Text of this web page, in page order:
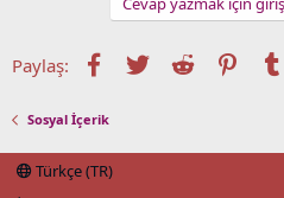
Paylaş: Facebook
TwitterReddit
Sosyal İçerik
Türkçe (TR)